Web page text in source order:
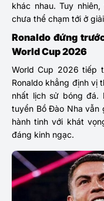
khác nhau. Tuy
chưa thể chạm tới ở
Ronaldo đứng
World Cup 2026
World Cup 2026 tiếp
Ronaldo khẳng định vị
nhất lịch sử bóng đá.
tuyển Bồ Đào Nha vẫn
hành tinh với khát
đáng kinh ngạc.